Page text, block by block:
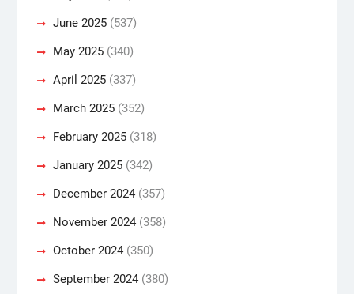
June 2025(537)
May 2025(340)
April 2025(337)
March 2025(352)
February 2025(318)
January 2025(342)
December 2024(357)
November 2024(358)
October 2024(350)
September 2024(380)